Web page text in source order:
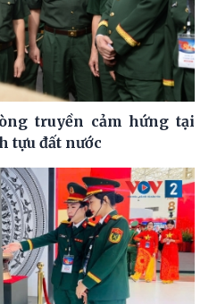
truyền cảm hứng tại
tựu đất nước